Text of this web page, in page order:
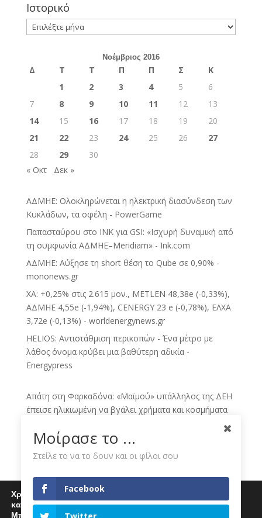
Ιστορικό
Ιστορικό
Νοέμβριος 2016
Δ Τ Τ Π Π Σ
Κ
1
2 3 4 5
6
7
8 9 10 11 12
13
14
15 16 17 18 19
20
21
22 23 24 25 26
27
28
29
30
« Οκτ
Δεκ »
ΑΔΜΗΕ: Ολοκληρώνεται η ηλεκτρική διασύνδεση των
Κυκλάδων, τα οφέλη - PowerGame
Παπασταύρου στο INK για GSI: «Ισχυρή δυναμική από
τη συμφωνία ΑΔΜΗΕ–Meridiam» - Ink.com
ΑΔΜΗΕ: Αύξησε τη short θέση το Qube σε 0,90% -
mononews.gr
ΧΑ: +0,25% στις 2.615 μον., METLEN 48,38e (-0,33%),
ΑΔΜΗΕ 4,55e (-1,94%), CENERGY 23 e (-0,78%), ΕΛΧΑ
3,72e (-0,13%) - worldenergynews.gr
HELIOS: Αντιστάθμιση περικοπών - Ένα μέτρο με
λάθος όνομα κρύβει μια βαθύτερη αδικία -
Energypress
Απάτη στη Φαρκαδόνα: «Μαϊμού» υπάλληλος της ΔΕΗ
έπεισε ηλικιωμένη να βγάλει χρήματα και κοσμήματα
Νέα στρατηγική κίνηση της ΔΕΗ με εξαγορές
θυγατρικών στην Πολωνία και Ουγγαρία -
Το σήμα από την 3η κίνηση της ΔΕΗ, έρχεται και νέο
deal - Euro2day
Χρησιμοποιούμε cookies για να σας προσφέρουμε μία
καλύτερη εμπειρία περιήγησης στον ιστότοπό μας.
Μπορείτε να μάθετε περισσότερα για τα cookies που
Μοίρασε το ...
Στείλε το να το δουν και οι φίλοι σου
Facebook
Twitter